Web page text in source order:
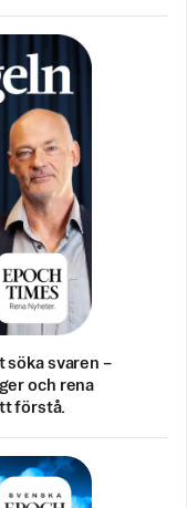
söka svaren –
och rena
förstå.